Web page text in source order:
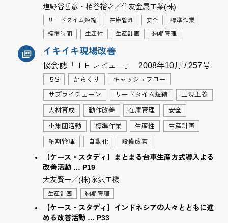
塩野谷岳彦・栢谷裕之／住友金属工業(株)
リードタイム短縮 在庫管理 安全 標準作業
標準時間 生産性 生産計画 納期管理
イキイキ現場改善
協会誌「ＩＥレビュー」 2008年10月 / 257号
５S からくり キャッシュフロー
サプライチェーン リードタイム短縮 三現主義
人材育成 動作改善 在庫管理 安全
小集団活動 標準作業 生産性 生産計画
納期管理 自動化 設備改善
【ケース・スタディ】まとまる台車生産方式導入よる
改善活動 … P19
大友賢一／(株)永沢工機
生産計画 納期管理
【ケース・スタディ】インドネシアの人々とともに進
める改善活動 … P33